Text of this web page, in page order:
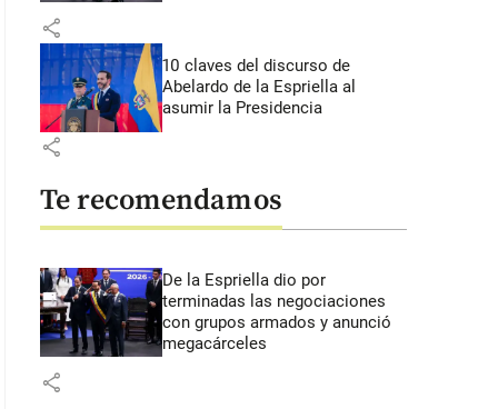
share
10 claves del discurso de
Abelardo de la Espriella al
asumir la Presidencia
share
Te recomendamos
De la Espriella dio por
terminadas las negociaciones
con grupos armados y anunció
megacárceles
share